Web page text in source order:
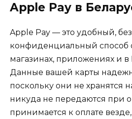
Apple Pay в
Apple Pay — это удобный,
конфиденциальный способ
магазинах, приложениях и в
Данные вашей карты
поскольку они не хранятся
никуда не передаются при
принимается к оплате